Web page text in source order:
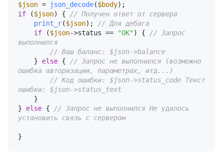
$json = json_decode($body
if ($json) {
// Получен ответ от сервера
print_r($json);
// Для дебага
if ($json->status == "OK" ) {
// Запрос
выполнился
// Ваш баланс: $json->balance
    }
else {
// Запрос не выполнился (возможно
ошибка авторизации, параметрах, итд...)
// Код ошибки: $json->status_code Текст
ошибки: $json->status_text
} else {
// Запрос не выполнился Не удалось
установить связь с сервером